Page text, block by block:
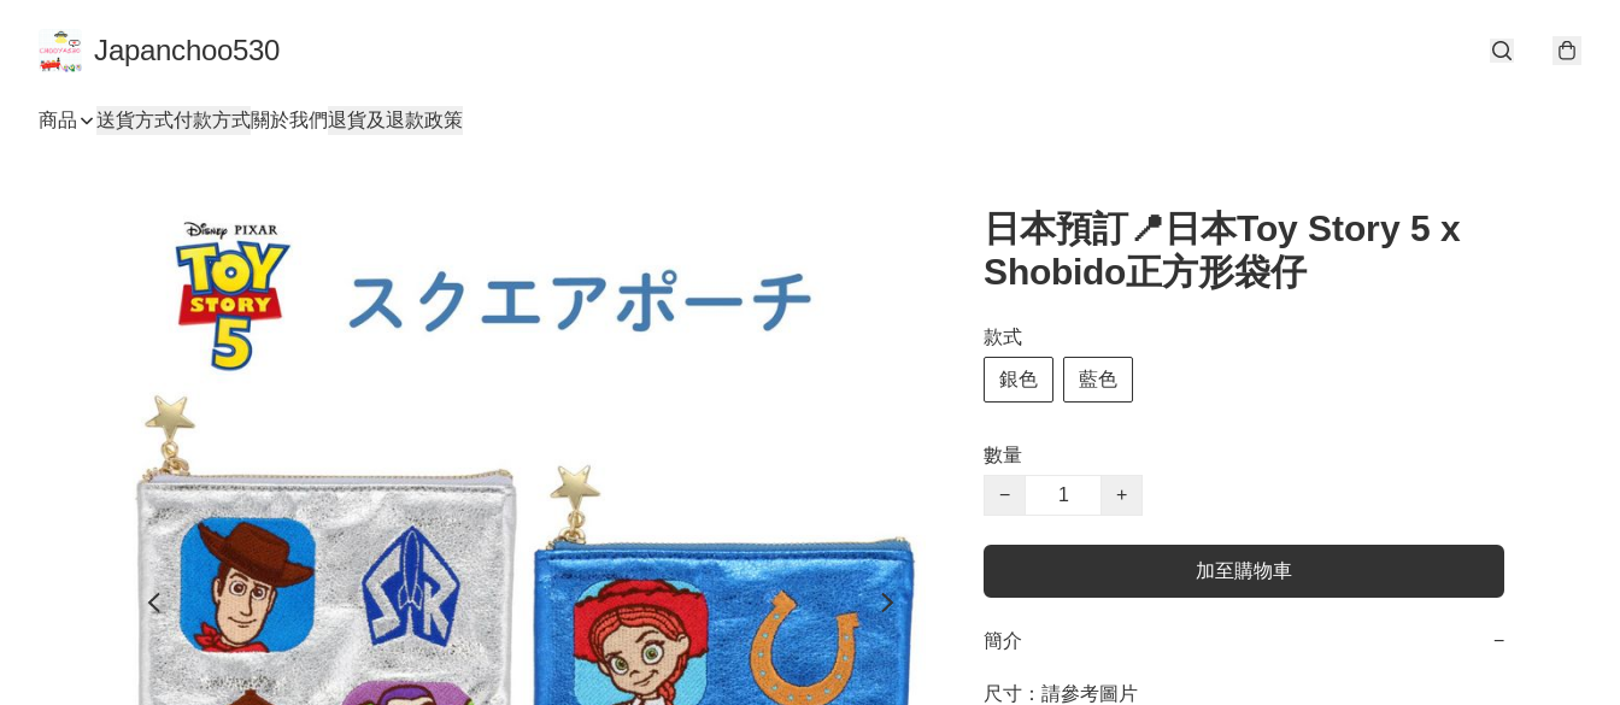
Japanchoo530
商品 送貨方式付款方式關於我們退貨及退款政策
日本預訂📍日本Toy Story 5 x
Shobido正方形袋仔
款式
銀色 藍色
數量
−
+
加至購物車
簡介 −
尺寸：請參考圖片